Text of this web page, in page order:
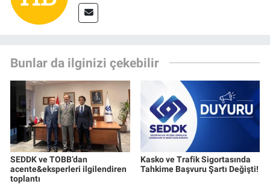
Bunlar da ilginizi çekebilir
SEDDK ve TOBB’dan
acente&eksperleri ilgilendiren
toplantı
Kasko ve Trafik Sigortasında
Tahkime Başvuru Şartı Değişti!